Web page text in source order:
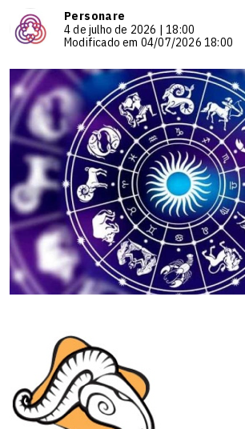
Personare
4 de julho de 2026 | 18:00
Modificado em 04/07/2026 18:00